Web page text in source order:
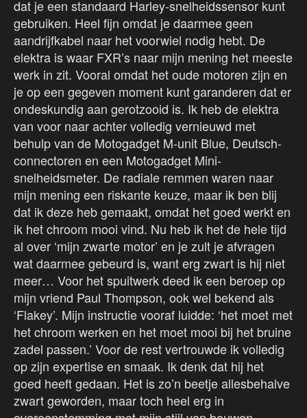
dat je een standaard Harley-snelheidssensor kunt
gebruiken. Heel fijn omdat je daarmee geen
aandrijfkabel naar het voorwiel nodig hebt. De
elektra is waar FXR’s naar mijn mening het meeste
werk in zit. Vooral omdat het oude motoren zijn en
je op een gegeven moment kunt garanderen dat er
ondeskundig aan gerotzooid is. Ik heb de elektra
van voor naar achter volledig vernieuwd met
behulp van de Motogadget M-unit Blue, Deutsch-
connectoren en een Motogadget Mini-
snelheidsmeter. De radiale remmen waren naar
mijn mening een riskante keuze, maar ik ben blij
dat ik deze heb gemaakt, omdat het goed werkt en
ik het chroom mooi vind. Nu heb ik het de hele tijd
al over ‘mijn zwarte motor’ en je zult je afvragen
wat daarmee gebeurd is, want erg zwart is hij niet
meer… Voor het spuitwerk deed ik een beroep op
mijn vriend Paul Thompson, ook wel bekend als
‘Flakey’. Mijn instructie vooraf luidde: ‘het moet met
het chroom werken en het moet mooi bij het bruine
zadel passen.’ Voor de rest vertrouwde ik volledig
op zijn expertise en smaak. Ik denk dat hij het
goed heeft gedaan. Het is zo’n beetje allesbehalve
zwart geworden, maar toch heel erg in